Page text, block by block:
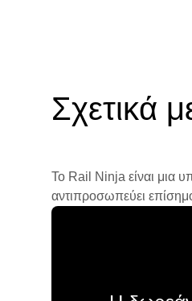
Σχετικά
Το Rail Ninja είναι μια
αντιπροσωπεύει